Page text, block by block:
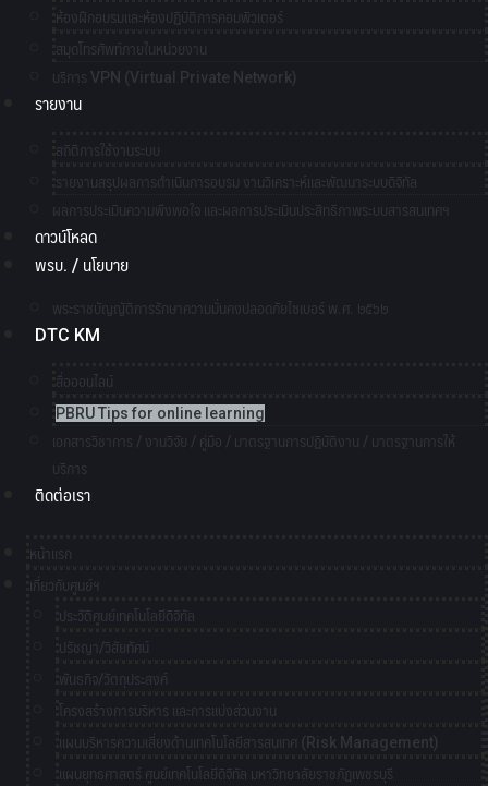
ห้องฝึกอบรมและห้องปฏิบัติการคอมพิวเตอร์
สมุดโทรศัพท์ภายในหน่วยงาน
บริการ VPN (Virtual Private Network)
รายงาน
สถิติการใช้งานระบบ
รายงานสรุปผลการดำเนินการอบรม งานวิเคราะห์และพัฒนาระบบดิจิทัล
ผลการประเมินความพึงพอใจ และผลการประเมินประสิทธิภาพระบบสารสนเทศฯ
ดาวน์โหลด
พรบ. / นโยบาย
พระราชบัญญัติการรักษาความมั่นคงปลอดภัยไซเบอร์ พ.ศ. ๒๕๖๒
DTC KM
สื่อออนไลน์
PBRU Tips for online learning
เอกสารวิชาการ / งานวิจัย / คู่มือ / มาตรฐานการปฏิบัติงาน / มาตรฐานการให้
บริการ
ติดต่อเรา
หน้าแรก
เกี่ยวกับศูนย์ฯ
ประวัติศูนย์เทคโนโลยีดิจิทัล
ปรัชญา/วิสัยทัศน์
พันธกิจ/วัตถุประสงค์
โครงสร้างการบริหาร และการแบ่งส่วนงาน
แผนบริหารความเสี่ยงด้านเทคโนโลยีสารสนเทศ (Risk Management)
แผนยุทธศาสตร์ ศูนย์เทคโนโลยีดิจิทัล มหาวิทยาลัยราชภัฏเพชรบุรี